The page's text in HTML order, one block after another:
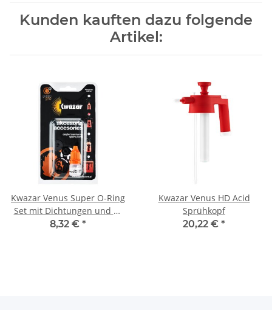
Kunden kauften dazu folgende
Artikel:
Kwazar Venus Super O-Ring
Set mit Dichtungen und Öl
für Kwazar Venus Super 360
8,32 € *
Kwazar Venus HD Acid
Sprühkopf
20,22 € *